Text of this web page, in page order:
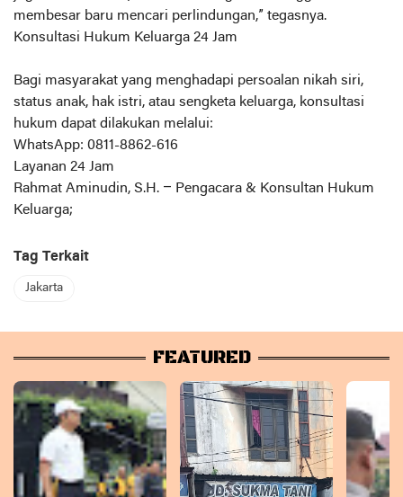
membesar baru mencari perlindungan,” tegasnya.
Konsultasi Hukum Keluarga 24 Jam
Bagi masyarakat yang menghadapi persoalan nikah siri,
status anak, hak istri, atau sengketa keluarga, konsultasi
hukum dapat dilakukan melalui:
WhatsApp: 0811-8862-616
Layanan 24 Jam
Rahmat Aminudin, S.H. – Pengacara & Konsultan Hukum
Keluarga;
Tag Terkait
Jakarta
FEATURED